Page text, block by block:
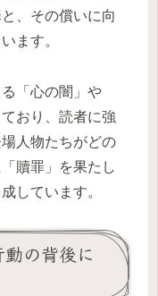
、その償いに向
ます。
「心の闇」や
おり、読者に強
人物たちがどの
贖罪」を果たし
しています。
の背後に